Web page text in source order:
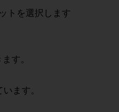
トを選択します
す。
ます。